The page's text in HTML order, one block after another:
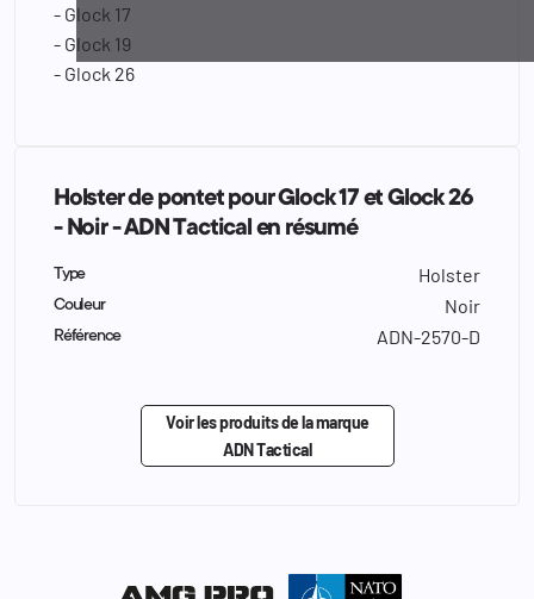
- Glock 17
- Glock 19
- Glock 26
Holster de pontet pour Glock 17 et Glock 26
- Noir - ADN Tactical en résumé
Type Holster
Couleur Noir
Référence ADN-2570-D
Voir les produits de la marque
ADN Tactical